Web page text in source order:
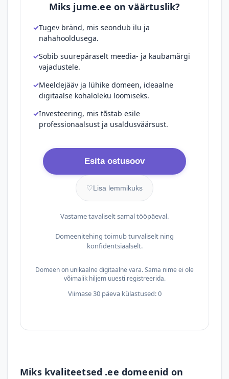
Miks jume.ee on väärtuslik?
Tugev bränd, mis seondub ilu ja
nahahooldusega.
Sobib suurepäraselt meedia- ja kaubamärgi
vajadustele.
Meeldejääv ja lühike domeen, ideaalne
digitaalse kohaloleku loomiseks.
Investeering, mis tõstab esile
professionaalsust ja usaldusväärsust.
Esita ostusoov
♡Lisa lemmikuks
Vastame tavaliselt samal tööpäeval.
Domeenitehing toimub turvaliselt ning
konfidentsiaalselt.
Domeen on unikaalne digitaalne vara. Sama nime ei ole
võimalik hiljem uuesti registreerida.
Viimase 30 päeva külastused: 0
Miks kvaliteetsed .ee domeenid on